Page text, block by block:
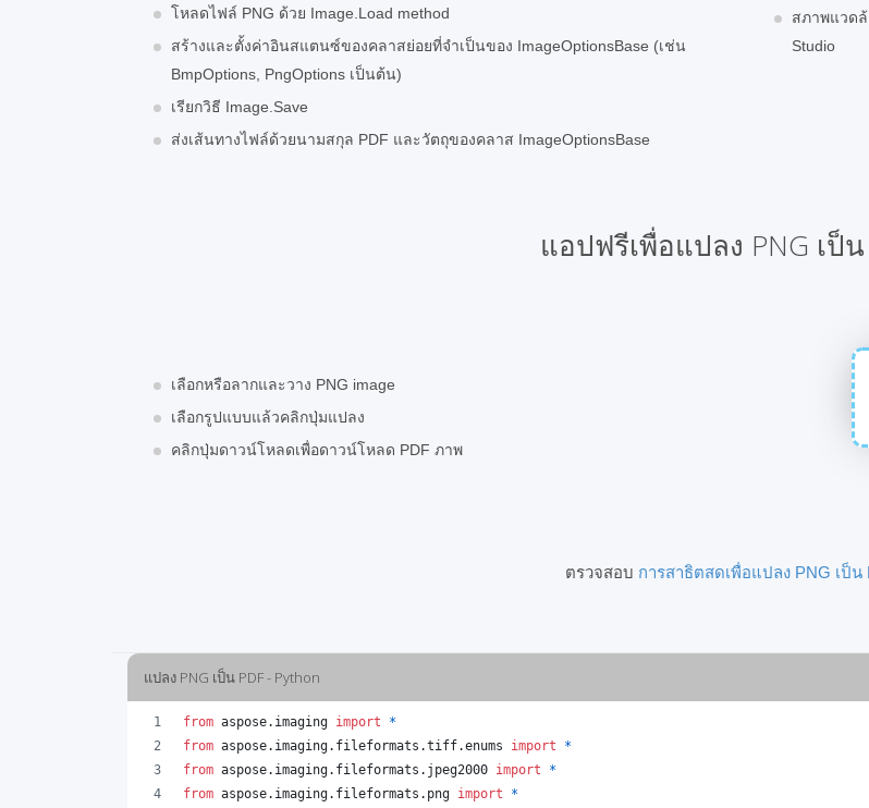
โหลดไฟล์ PNG ด้วย Image.Load method
สร้างและตั้งค่าอินสแตนซ์ของคลาสย่อยที่จำเป็นของ ImageOptionsBase (เช่น
BmpOptions, PngOptions เป็นต้น)
เรียกวิธี Image.Save
ส่งเส้นทางไฟล์ด้วยนามสกุล PDF และวัตถุของคลาส ImageOptionsBase
สภาพแวดล้
Studio
แอปฟรีเพื่อแปลง PNG เป็น
เลือกหรือลากและวาง PNG image
เลือกรูปแบบแล้วคลิกปุ่มแปลง
คลิกปุ่มดาวน์โหลดเพื่อดาวน์โหลด PDF ภาพ
ตรวจสอบ การสาธิตสดเพื่อแปลง PNG เป็น
แปลง PNG เป็น PDF - Python
from aspose. imaging import
*
from aspose. imaging. fileformats .tiff.enums import
*
from aspose. imaging. fileformats . jpeg2000 import
*
from aspose. imaging. fileformats . png import
*